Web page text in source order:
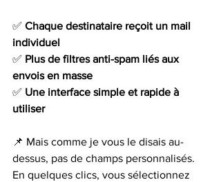
✅ Chaque destinataire reçoit un mail
individuel
✅ Plus de filtres anti-spam liés aux
envois en masse
✅ Une interface simple et rapide à
utiliser
📌 Mais comme je vous le disais au-
dessus, pas de champs personnalisés.
En quelques clics, vous sélectionnez